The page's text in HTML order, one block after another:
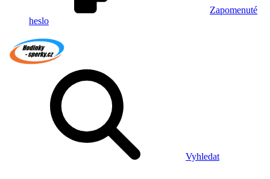
Zapomenuté
heslo
Vyhledat